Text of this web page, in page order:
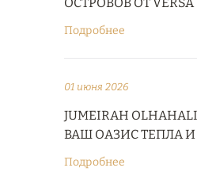
Подробнее
01 июня 2026
JUMEIRAH
ВАШ ОАЗИС ТЕПЛА
Подробнее